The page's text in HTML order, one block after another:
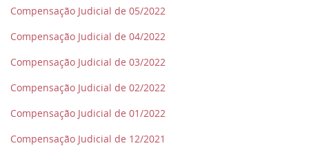
Compensação Judicial de 05/2022
Compensação Judicial de 04/2022
Compensação Judicial de 03/2022
Compensação Judicial de 02/2022
Compensação Judicial de 01/2022
Compensação Judicial de 12/2021